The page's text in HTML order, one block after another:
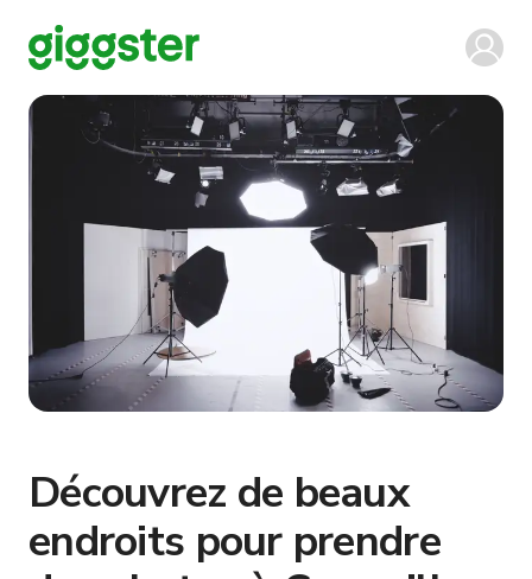
Découvrez de beaux
endroits pour prendre